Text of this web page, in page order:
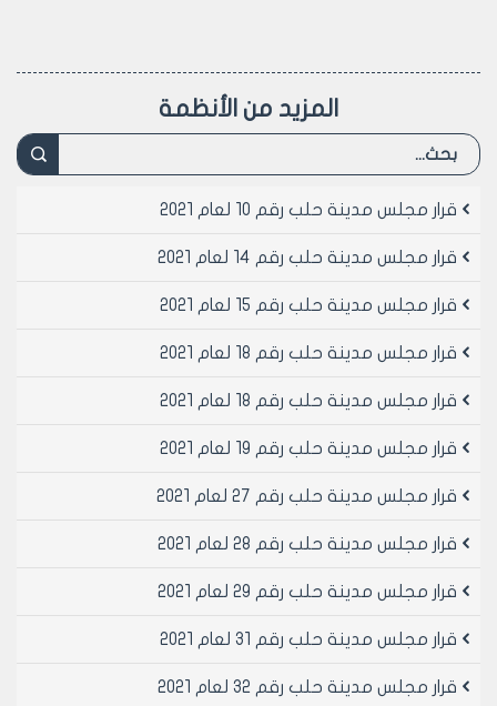
• الأسواق المحلية في كافة الطوابق.
ج- المناطق الصناعية :
د- مناطق المخالفات الجماعية والعقارات الغير مفرزة :
• يسمح بالترخيص لهذه المحلات بصورة مؤقتة إذا كانت
مفرزة وتطبق عليها الشروط المطلوبة بموجب القرار الناظم
لعام 2012او ما سيطرأ عليه من تعديلات مستقبلاً ).
باقي المواد الأخرى للأبواب الداخلية و الخارجية و النوافذ و
الأقفال دون التصنيع والتخزين ضمن المولات التجارية أينما
وجدت ضمن الحدود الإدارية.
 الترخيص النهائي :
لطالب الترخيص .
3- مخطط موقع للعقار .
من نقابة المهندسين.
المزيد من الأنظمة
قرار مجلس مدينة حلب رقم 10 لعام 2021
قرار مجلس مدينة حلب رقم 14 لعام 2021
قرار مجلس مدينة حلب رقم 15 لعام 2021
قرار مجلس مدينة حلب رقم 18 لعام 2021
قرار مجلس مدينة حلب رقم 18 لعام 2021
قرار مجلس مدينة حلب رقم 19 لعام 2021
قرار مجلس مدينة حلب رقم 27 لعام 2021
قرار مجلس مدينة حلب رقم 28 لعام 2021
قرار مجلس مدينة حلب رقم 29 لعام 2021
قرار مجلس مدينة حلب رقم 31 لعام 2021
قرار مجلس مدينة حلب رقم 32 لعام 2021